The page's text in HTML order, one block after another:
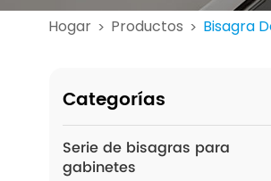
Hogar > Productos > Bisagra
Categorías
Serie de bisagras para
gabinetes